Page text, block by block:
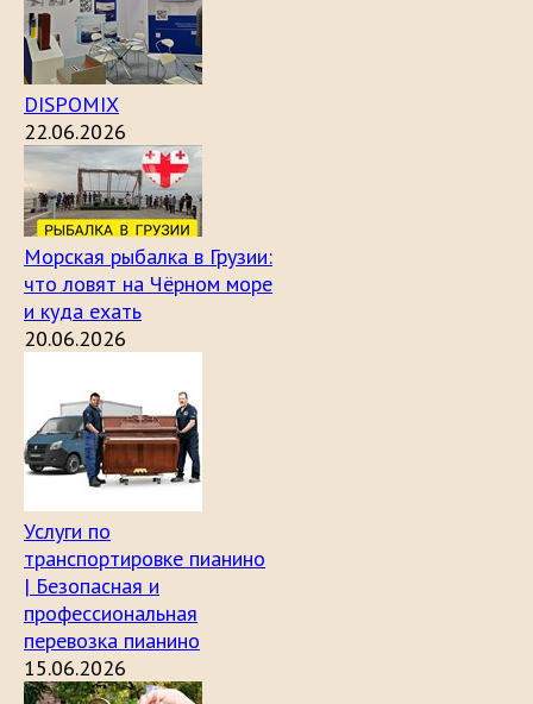
DISPOMIX
22.06.2026
Морская рыбалка в Грузии:
что ловят на Чёрном море
и куда ехать
20.06.2026
Услуги по
транспортировке пианино
| Безопасная и
профессиональная
перевозка пианино
15.06.2026